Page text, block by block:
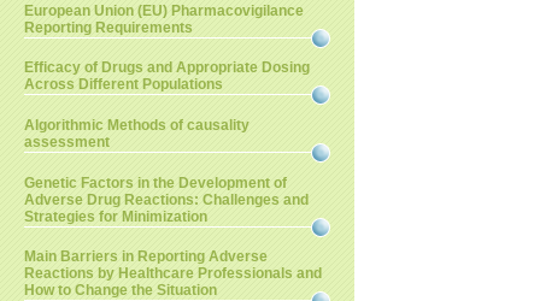
European Union (EU) Pharmacovigilance
Reporting Requirements
Efficacy of Drugs and Appropriate Dosing
Across Different Populations
Algorithmic Methods of causality
assessment
Genetic Factors in the Development of
Adverse Drug Reactions: Challenges and
Strategies for Minimization
Main Barriers in Reporting Adverse
Reactions by Healthcare Professionals and
How to Change the Situation